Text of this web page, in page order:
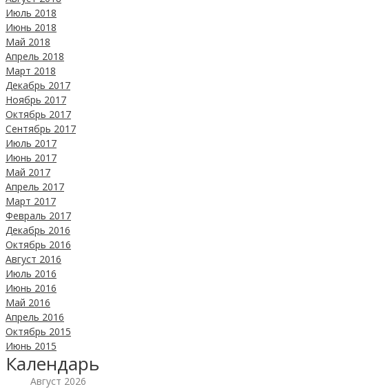
Июль 2018
Июнь 2018
Май 2018
Апрель 2018
Март 2018
Декабрь 2017
Ноябрь 2017
Октябрь 2017
Сентябрь 2017
Июль 2017
Июнь 2017
Май 2017
Апрель 2017
Март 2017
Февраль 2017
Декабрь 2016
Октябрь 2016
Август 2016
Июль 2016
Июнь 2016
Май 2016
Апрель 2016
Октябрь 2015
Июнь 2015
Календарь
Август 2026